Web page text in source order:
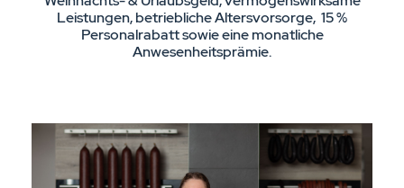
Leistungen, betriebliche Altersvorsorge, 15 %
Personalrabatt sowie eine monatliche
Anwesenheitsprämie.